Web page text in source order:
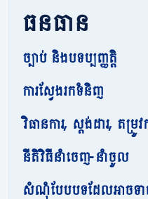
ធនធាន
ច្បាប់ និងបទប្បញ្ញត្តិ
ការស្វែងរកទំនិញ
វិធានការ, ស្តង់ដារ, តម្រូវ
នីតិវិធីនាំចេញ-នាំចូល
សំណុំបែបបទដែលអាចទ